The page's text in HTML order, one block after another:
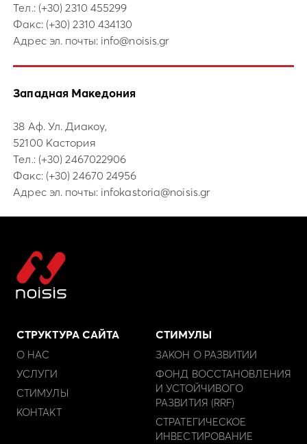
Тел.: (+30) 2310 455299
Факс: (+30) 2310 434130
Адрес эл. почты: info@noisis.gr
Западная Македония
38 Аф. Ул. Диакоу,
52100 Кастория
Тел.: (+30) 2467022906
Факс: (+30) 24670 24956
Адрес эл. почты: infokastoria@noisis.gr
СТРУКТУРА САЙТА
О НАС
УСЛУГИ
СТИМУЛЫ
КОНТАКТ
СТИМУЛЫ
ЗАКОН О РАЗВИТИИ
ФОНД ВОССТАНОВЛЕНИЯ
И УСТОЙЧИВОГО
РАЗВИТИЯ (RRF)
СТРАТЕГИЧЕСКОЕ
ИНВЕСТИРОВАНИЕ